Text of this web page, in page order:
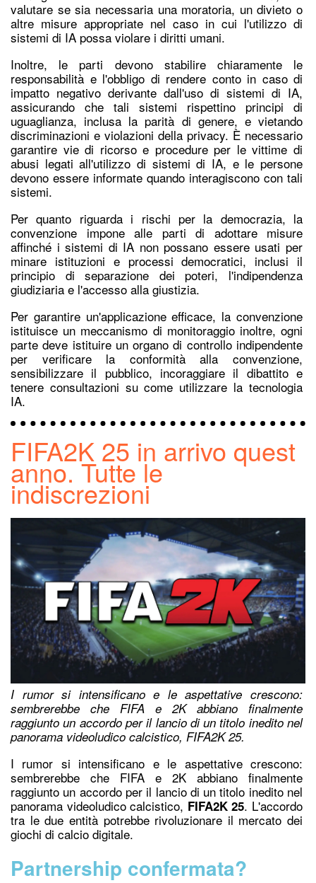
valutare se sia necessaria una moratoria, un divieto o
altre misure appropriate nel caso in cui l'utilizzo di
sistemi di IA possa violare i diritti umani.
Inoltre, le parti devono stabilire chiaramente le
responsabilità e l'obbligo di rendere conto in caso di
impatto negativo derivante dall'uso di sistemi di IA,
assicurando che tali sistemi rispettino principi di
uguaglianza, inclusa la parità di genere, e vietando
discriminazioni e violazioni della privacy. È necessario
garantire vie di ricorso e procedure per le vittime di
abusi legati all'utilizzo di sistemi di IA, e le persone
devono essere informate quando interagiscono con tali
sistemi.
Per quanto riguarda i rischi per la democrazia, la
convenzione impone alle parti di adottare misure
affinché i sistemi di IA non possano essere usati per
minare istituzioni e processi democratici, inclusi il
principio di separazione dei poteri, l'indipendenza
giudiziaria e l'accesso alla giustizia.
Per garantire un'applicazione efficace, la convenzione
istituisce un meccanismo di monitoraggio inoltre, ogni
parte deve istituire un organo di controllo indipendente
per verificare la conformità alla convenzione,
sensibilizzare il pubblico, incoraggiare il dibattito e
tenere consultazioni su come utilizzare la tecnologia
IA.
FIFA2K 25 in arrivo quest
anno. Tutte le
indiscrezioni
I rumor si intensificano e le aspettative crescono:
sembrerebbe che FIFA e 2K abbiano finalmente
raggiunto un accordo per il lancio di un titolo inedito nel
panorama videoludico calcistico, FIFA2K 25.
I rumor si intensificano e le aspettative crescono:
sembrerebbe che FIFA e 2K abbiano finalmente
raggiunto un accordo per il lancio di un titolo inedito nel
panorama videoludico calcistico, FIFA2K 25. L'accordo
tra le due entità potrebbe rivoluzionare il mercato dei
giochi di calcio digitale.
Partnership confermata?